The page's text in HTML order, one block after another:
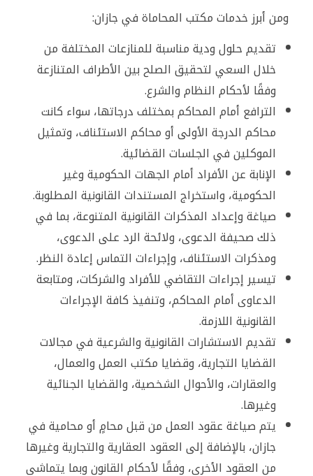
ومن أبرز خدمات مكتب المحاماة في جازان:
تقديم حلول ودية مناسبة للمنازعات المختلفة من
خلال السعي لتحقيق الصلح بين الأطراف المتنازعة
وفقًا لأحكام النظام والشرع.
الترافع أمام المحاكم بمختلف درجاتها، سواء كانت
محاكم الدرجة الأولى أو محاكم الاستئناف، وتمثيل
الموكلين في الجلسات القضائية.
الإنابة عن الأفراد أمام الجهات الحكومية وغير
الحكومية، واستخراج المستندات القانونية المطلوبة.
صياغة وإعداد المذكرات القانونية المتنوعة، بما في
ذلك صحيفة الدعوى، ولائحة الرد على الدعوى،
ومذكرات الاستئناف، وإجراءات التماس إعادة النظر.
تيسير إجراءات التقاضي للأفراد والشركات، ومتابعة
الدعاوى أمام المحاكم، وتنفيذ كافة الإجراءات
القانونية اللازمة.
تقديم الاستشارات القانونية والشرعية في مجالات
القضايا التجارية، وقضايا مكتب العمل والعمال،
والعقارات، والأحوال الشخصية، والقضايا الجنائية
وغيرها.
يتم صياغة عقود العمل من قبل محامٍ أو محامية في
جازان، بالإضافة إلى العقود العقارية والتجارية وغيرها
من العقود الأخرى، وفقًا لأحكام القانون وبما يتماشى